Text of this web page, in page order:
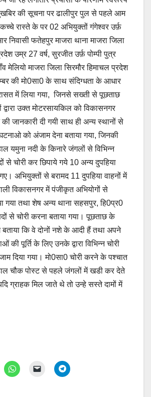
की सूचना पर ढालीपुर पुल से पहले आम
रास्ते के पर 02 अभियुक्तों गंगेश्वर उर्फ़
निवासी फतेहपुर माजरा थाना माजरा जिला
उम्र 27 वर्ष, सुरजीत उर्फ़ पोम्पी पुत्र
मेलियो माजरा जिला सिरमौर हिमाचल प्रदेश
की मो0सा0 के साथ संदिग्धता के आधार
में लिया गया, जिनसे सख्ती से पूछताछ
उक्त मोटरसायकिल को विकासनगर
जानकारी दी गयी साथ ही अन्य स्थानों से
को अंजाम देना बताया गया, जिनकी
यमुना नदी के किनारे जंगलों से विभिन्न
से चोरी कर छिपाये गये 10 अन्य दुपहिया
अभियुक्तों से बरामद 11 दुपहिया वाहनों में
विकासनगर में पंजीकृत अभियोगों से
गया तथा शेष अन्य थाना सहसपुर, हि0प्र0
से चोरी करना बताया गया। पूछताछ के
बताया कि वे दोनों नशे के आदी हैं तथा अपने
पूर्ति के लिए उनके द्वारा विभिन्न चोरी
दिया गया। मो0सा0 चोरी करने के पश्चात
चौक पोस्ट से पहले जंगलों में खडी कर देते
ग्राहक मिल जाते थे तो उन्हे सस्ते दामों में